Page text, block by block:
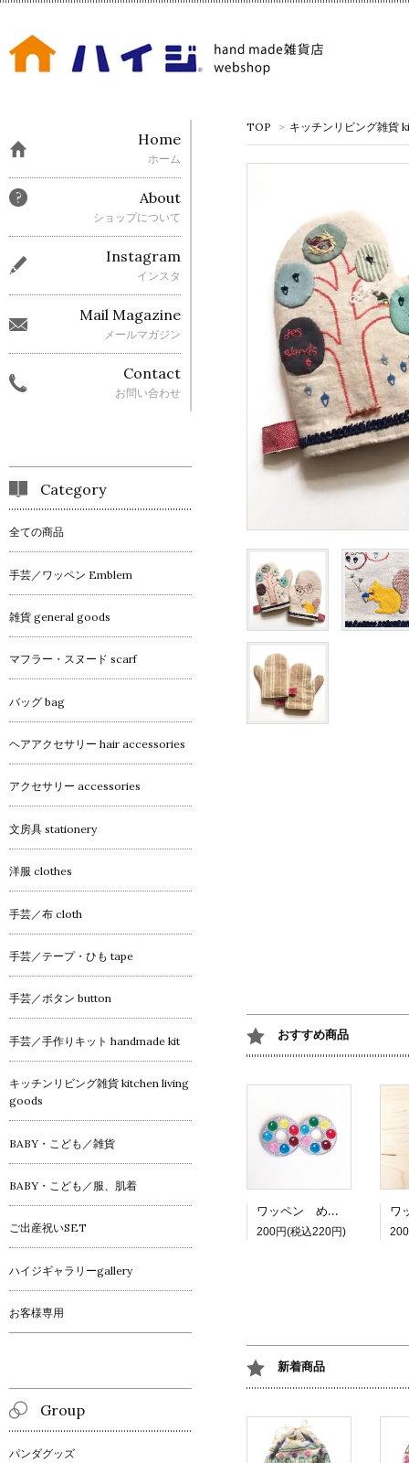
TOP > キッチンリビング雑貨
おすすめ商品
ワッペン めがねチョコ
200円(税込220円)
新着商品
Home
ホーム
About
ショップについて
Instagram
インスタ
Mail Magazine
メールマガジン
Contact
お問い合わせ
Category
全ての商品
手芸／ワッペン Emblem
雑貨 general goods
マフラー・スヌード scarf
バッグ bag
ヘアアクセサリー hair accessories
アクセサリー accessories
文房具 stationery
洋服 clothes
手芸／布 cloth
手芸／テープ・ひも tape
手芸／ボタン button
手芸／手作りキット handmade kit
キッチンリビング雑貨 kitchen living
goods
BABY・こども／雑貨
BABY・こども／服、肌着
ご出産祝いSET
ハイジギャラリーgallery
お客様専用
Group
パンダグッズ